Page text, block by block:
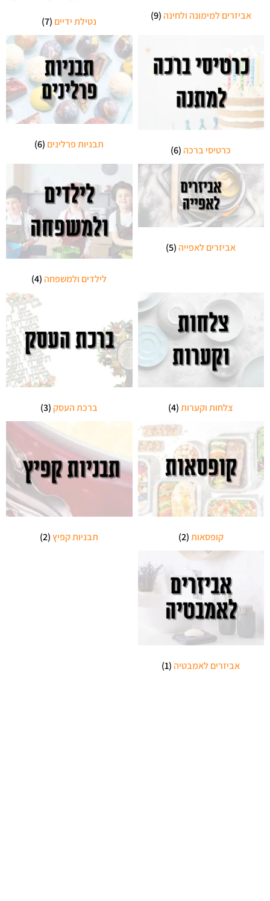
אביזרים למימונה ולחינה(9) נטילת ידיים (7)
כרטיסי ברכה(6) תבניות פרלינים (6)
אביזרים לאפייה(5)
לילדים ולמשפחה(4)
צלחות וקערות(4) ברכת העסק(3)
קופסאות(2) תבניות קפיץ(2)
אביזרים לאמבטיה(1)